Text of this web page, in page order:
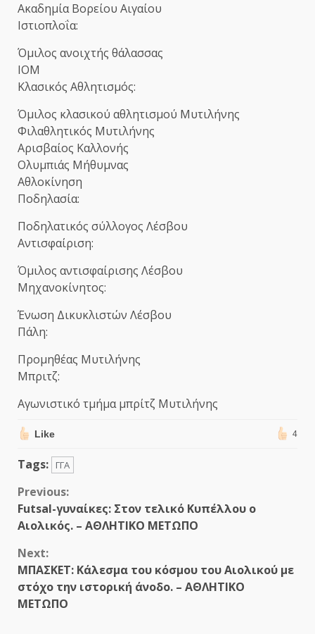
Ακαδημία Βορείου Αιγαίου
Ιστιοπλοΐα:
Όμιλος ανοιχτής θάλασσας
ΙΟΜ
Κλασικός Αθλητισμός:
Όμιλος κλασικού αθλητισμού Μυτιλήνης
Φιλαθλητικός Μυτιλήνης
Αρισβαίος Καλλονής
Ολυμπιάς Μήθυμνας
Αθλοκίνηση
Ποδηλασία:
Ποδηλατικός σύλλογος Λέσβου
Αντισφαίριση:
Όμιλος αντισφαίρισης Λέσβου
Μηχανοκίνητος:
Ένωση Δικυκλιστών Λέσβου
Πάλη:
Προμηθέας Μυτιλήνης
Μπριτζ:
Αγωνιστικό τμήμα μπρίτζ Μυτιλήνης
Like 4
Tags: ΓΓΑ
Continue
Reading
Previous:
Futsal-γυναίκες: Στον τελικό Κυπέλλου ο
Αιολικός. – ΑΘΛΗΤΙΚΟ ΜΕΤΩΠΟ
Next:
ΜΠΑΣΚΕΤ: Κάλεσμα του κόσμου του Αιολικού με
στόχο την ιστορική άνοδο. – ΑΘΛΗΤΙΚΟ
ΜΕΤΩΠΟ